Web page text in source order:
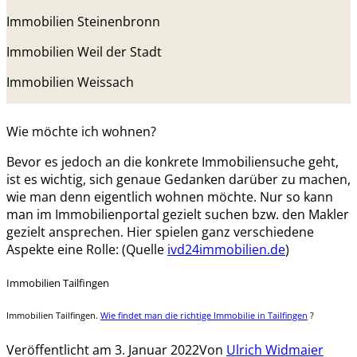
Immobilien Steinenbronn
Immobilien Weil der Stadt
Immobilien Weissach
Wie möchte ich wohnen?
Bevor es jedoch an die konkrete Immobiliensuche geht,
ist es wichtig, sich genaue Gedanken darüber zu machen,
wie man denn eigentlich wohnen möchte. Nur so kann
man im Immobilienportal gezielt suchen bzw. den Makler
gezielt ansprechen. Hier spielen ganz verschiedene
Aspekte eine Rolle: (Quelle ivd24immobilien.de)
Immobilien Tailfingen
Immobilien Tailfingen. Wie findet man die richtige Immobilie in Tailfingen ?
Veröffentlicht am 3. Januar 2022Von Ulrich Widmaier